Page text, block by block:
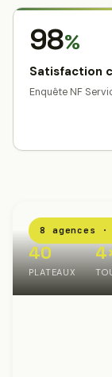
98%
Satisfaction
Enquête NF
8 agences ·
40
PLATEAUX